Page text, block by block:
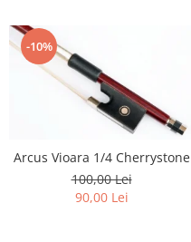
-10%
Arcus Vioara 1/4 Cherrystone
100,00 Lei
90,00 Lei